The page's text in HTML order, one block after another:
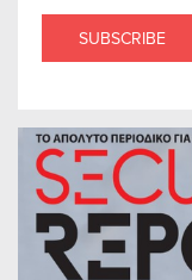
SUBSCRIBE